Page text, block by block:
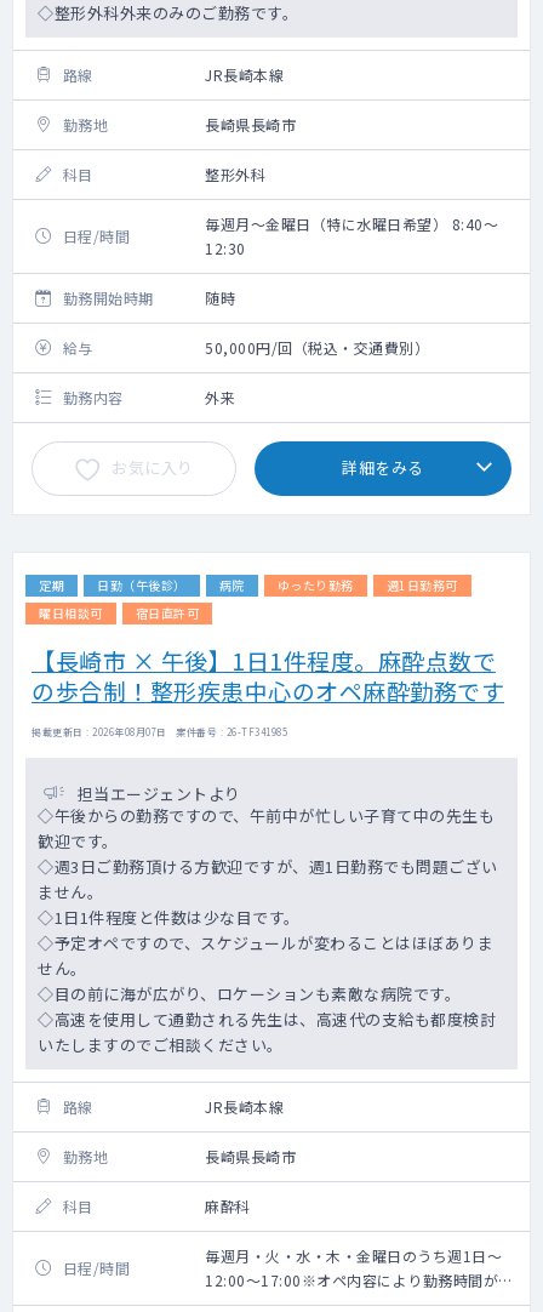
◇整形外科外来のみのご勤務です。
路線 JR長崎本線
勤務地 長崎県長崎市
科目 整形外科
日程/時間
毎週月～金曜日（特に水曜日希望） 8:40～
12:30
勤務開始時期 随時
給与 50,000円/回（税込・交通費別）
勤務内容 外来
お気に入り 詳細をみる
定期 日勤（午後診） 病院 ゆったり勤務
週1日勤務可
曜日相談可
宿日直許可
【長崎市 × 午後】1日1件程度。麻酔点数で
の歩合制！整形疾患中心のオペ麻酔勤務です
掲載更新日 : 2026年08月07日 案件番号 : 26-TF341985
担当エージェントより
◇午後からの勤務ですので、午前中が忙しい子育て中の先生も
歓迎です。
◇週3日ご勤務頂ける方歓迎ですが、週1日勤務でも問題ござい
ません。
◇1日1件程度と件数は少な目です。
◇予定オペですので、スケジュールが変わることはほぼありま
せん。
◇目の前に海が広がり、ロケーションも素敵な病院です。
◇高速を使用して通勤される先生は、高速代の支給も都度検討
いたしますのでご相談ください。
路線 JR長崎本線
勤務地 長崎県長崎市
科目 麻酔科
日程/時間
毎週月・火・水・木・金曜日のうち週1日～
12:00～17:00※オペ内容により勤務時間が短
くなる場合あり